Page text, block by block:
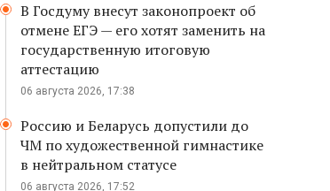
В Госдуму внесут законопроект об
отмене ЕГЭ — его хотят заменить на
государственную итоговую
аттестацию
06 августа 2026, 17:38
Россию и Беларусь допустили до
ЧМ по художественной гимнастике
в нейтральном статусе
06 августа 2026, 17:52